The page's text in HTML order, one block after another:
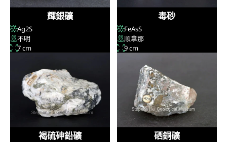
輝銀礦
Ag2S
不明
7 cm
毒砂
FeAsS
順拿那
9 cm
褐硫砷鉛礦 硒銅礦